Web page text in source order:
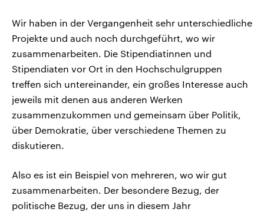
Wir haben in der Vergangenheit sehr unterschiedliche
Projekte und auch noch durchgeführt, wo wir
zusammenarbeiten. Die Stipendiatinnen und
Stipendiaten vor Ort in den Hochschulgruppen
treffen sich untereinander, ein großes Interesse auch
jeweils mit denen aus anderen Werken
zusammenzukommen und gemeinsam über Politik,
über Demokratie, über verschiedene Themen zu
diskutieren.
Also es ist ein Beispiel von mehreren, wo wir gut
zusammenarbeiten. Der besondere Bezug, der
politische Bezug, der uns in diesem Jahr